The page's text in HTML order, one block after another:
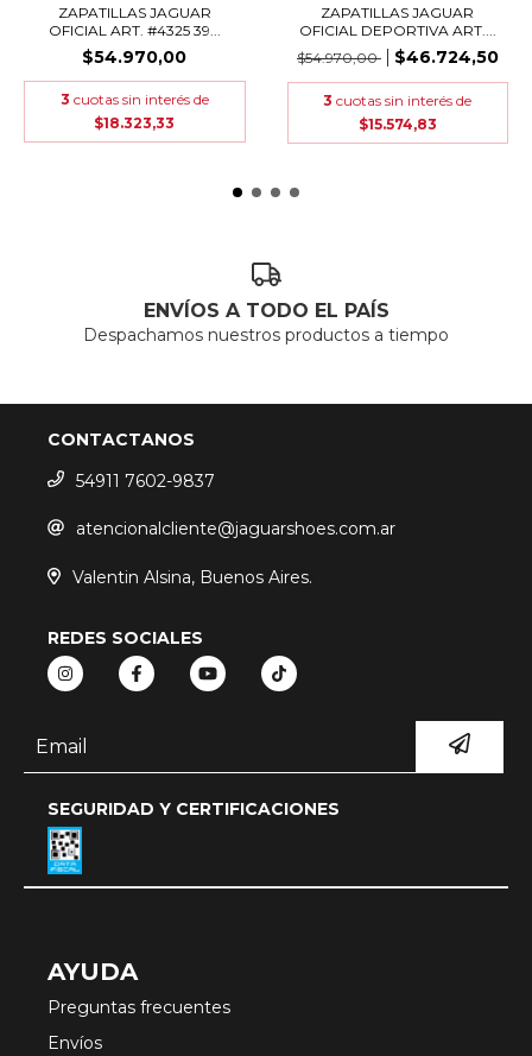
ZAPATILLAS JAGUAR
OFICIAL ART. #4325 39...
$54.970,00
3 cuotas sin interés de
$18.323,33
ZAPATILLAS JAGUAR
OFICIAL DEPORTIVA ART....
$54.970,00
$46.724,50
3 cuotas sin interés de
$15.574,83
ENVÍOS A TODO EL PAÍS
Despachamos nuestros productos a tiempo
CONTACTANOS
54911 7602-9837
atencionalcliente@jaguarshoes.com.ar
Valentin Alsina, Buenos Aires.
REDES SOCIALES
SEGURIDAD Y CERTIFICACIONES
AYUDA
Preguntas frecuentes
Envíos